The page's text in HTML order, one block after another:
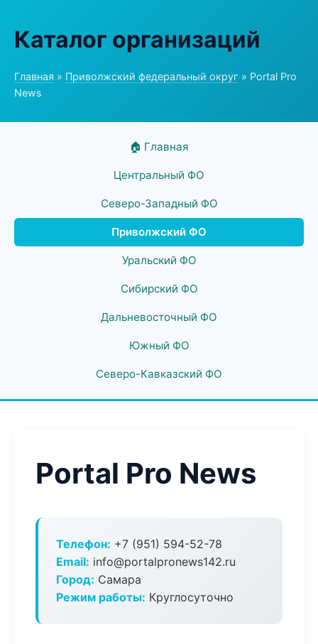
Каталог организаций
Главная » Приволжский федеральный округ » Portal Pro
News
🏠 Главная
Центральный ФО
Северо-Западный ФО
Приволжский ФО
Уральский ФО
Сибирский ФО
Дальневосточный ФО
Южный ФО
Северо-Кавказский ФО
Portal Pro News
Телефон: +7 (951) 594-52-78
Email: info@portalpronews142.ru
Город: Самара
Режим работы: Круглосуточно